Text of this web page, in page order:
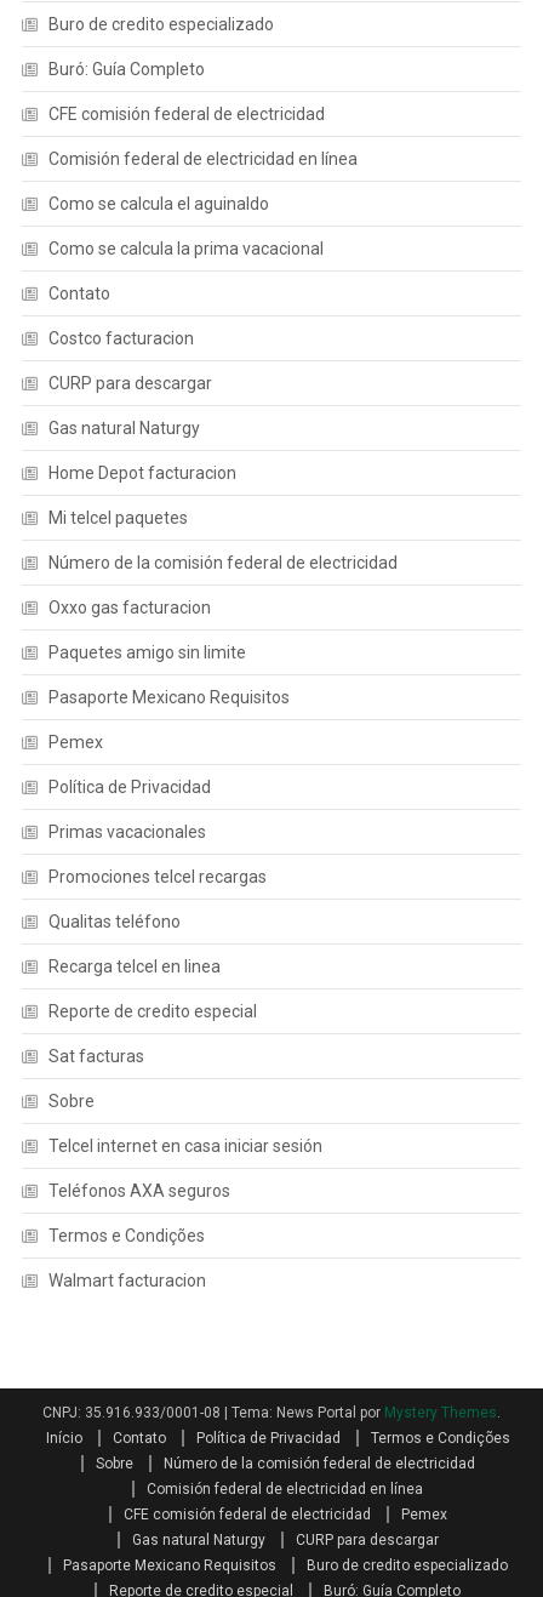
Buro de credito especializado
Buró: Guía Completo
CFE comisión federal de electricidad
Comisión federal de electricidad en línea
Como se calcula el aguinaldo
Como se calcula la prima vacacional
Contato
Costco facturacion
CURP para descargar
Gas natural Naturgy
Home Depot facturacion
Mi telcel paquetes
Número de la comisión federal de electricidad
Oxxo gas facturacion
Paquetes amigo sin limite
Pasaporte Mexicano Requisitos
Pemex
Política de Privacidad
Primas vacacionales
Promociones telcel recargas
Qualitas teléfono
Recarga telcel en linea
Reporte de credito especial
Sat facturas
Sobre
Telcel internet en casa iniciar sesión
Teléfonos AXA seguros
Termos e Condições
Walmart facturacion
CNPJ: 35.916.933/0001-08 Tema: News Portal por Mystery Themes.
Início
Contato Política de Privacidad
Termos e Condições
Sobre
Número de la comisión federal de electricidad
Comisión federal de electricidad en línea
CFE comisión federal de electricidad
Pemex
Gas natural Naturgy
CURP para descargar
Pasaporte Mexicano Requisitos
Buro de credito especializado
Reporte de credito especial
Buró: Guía Completo